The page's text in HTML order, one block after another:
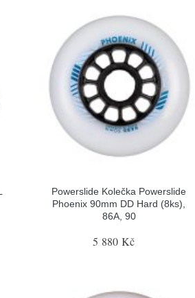
Powerslide Kolečka Powerslide
Phoenix 90mm DD Hard (8ks),
86A, 90
5 880 Kč